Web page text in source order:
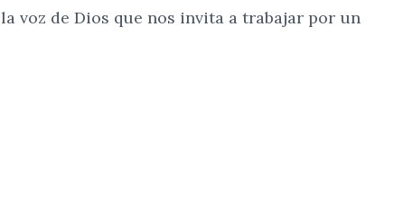
voz de Dios que nos invita a trabajar por un